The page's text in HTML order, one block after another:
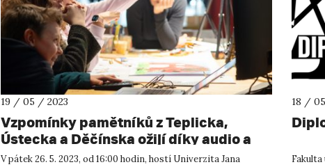
19 / 05 / 2023
Vzpomínky pamětníků z Teplicka,
Ústecka a Děčínska ožijí díky audio a
video reportážím žáků základních škol a
V pátek 26. 5. 2023, od 16:00 hodin, hostí Univerzita Jana
18 /